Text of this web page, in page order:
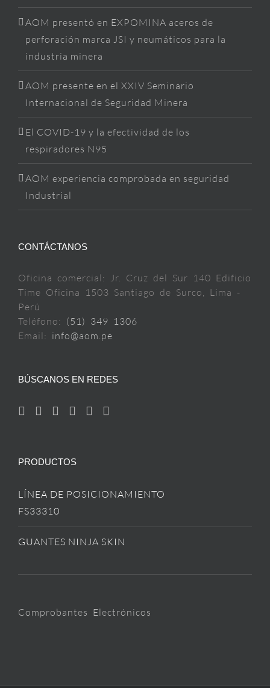
AOM presentó en EXPOMINA aceros de
perforación marca JSI y neumáticos para la
industria minera
AOM presente en el XXIV Seminario
Internacional de Seguridad Minera
El COVID-19 y la efectividad de los
respiradores N95
AOM experiencia comprobada en seguridad
Industrial
CONTÁCTANOS
Oficina comercial: Jr. Cruz del Sur 140 Edificio
Time Oficina 1503 Santiago de Surco, Lima -
Perú
Teléfono: (51) 349 1306
Email: info@aom.pe
BÚSCANOS EN REDES
PRODUCTOS
LÍNEA DE POSICIONAMIENTO
FS33310
GUANTES NINJA SKIN
Comprobantes Electrónicos